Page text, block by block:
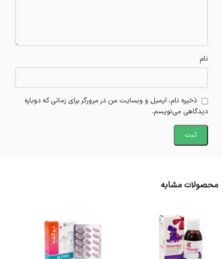
نام
ذخیره نام، ایمیل و وبسایت من در مرورگر برای زمانی که دوباره
دیدگاهی می‌نویسم.
محصولات مشابه